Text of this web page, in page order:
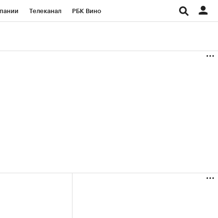
Телеканал РБК Вино